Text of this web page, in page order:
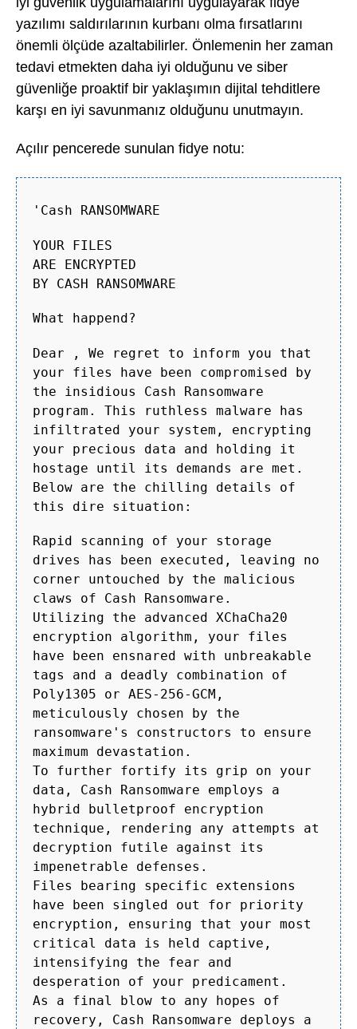
yazılımı saldırılarının kurbanı olma fırsatlarını
önemli ölçüde azaltabilirler. Önlemenin her zaman
tedavi etmekten daha iyi olduğunu ve siber
güvenliğe proaktif bir yaklaşımın dijital tehditlere
karşı en iyi savunmanız olduğunu unutmayın.
Açılır pencerede sunulan fidye notu:
'Cash RANSOMWARE
YOUR FILES
ARE ENCRYPTED
BY CASH RANSOMWARE
What happend?
Dear , We regret to inform you that
your files have been compromised by
the insidious Cash Ransomware
program. This ruthless malware has
infiltrated your system, encrypting
your precious data and holding it
hostage until its demands are met.
Below are the chilling details of
this dire situation:
Rapid scanning of your storage
drives has been executed, leaving no
corner untouched by the malicious
claws of Cash Ransomware.
Utilizing the advanced XChaCha20
encryption algorithm, your files
have been ensnared with unbreakable
tags and a deadly combination of
Poly1305 or AES-256-GCM,
meticulously chosen by the
ransomware's constructors to ensure
maximum devastation.
To further fortify its grip on your
data, Cash Ransomware employs a
hybrid bulletproof encryption
technique, rendering any attempts at
decryption futile against its
impenetrable defenses.
Files bearing specific extensions
have been singled out for priority
encryption, ensuring that your most
critical data is held captive,
intensifying the fear and
desperation of your predicament.
As a final blow to any hopes of
recovery, Cash Ransomware deploys a